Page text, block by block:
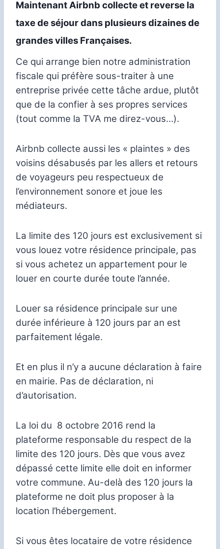
Maintenant Airbnb collecte et reverse la
taxe de séjour dans plusieurs dizaines de
grandes villes Françaises.
Ce qui arrange bien notre administration
fiscale qui préfère sous-traiter à une
entreprise privée cette tâche ardue, plutôt
que de la confier à ses propres services
(tout comme la TVA me direz-vous…).
Airbnb collecte aussi les « plaintes » des
voisins désabusés par les allers et retours
de voyageurs peu respectueux de
l’environnement sonore et joue les
médiateurs.
La limite des 120 jours est exclusivement si
vous louez votre résidence principale, pas
si vous achetez un appartement pour le
louer en courte durée toute l’année.
Louer sa résidence principale sur une
durée inférieure à 120 jours par an est
parfaitement légale.
Et en plus il n’y a aucune déclaration à faire
en mairie. Pas de déclaration, ni
d’autorisation.
La loi du 8 octobre 2016 rend la
plateforme responsable du respect de la
limite des 120 jours. Dès que vous avez
dépassé cette limite elle doit en informer
votre commune. Au-delà des 120 jours la
plateforme ne doit plus proposer à la
location l’hébergement.
Si vous êtes locataire de votre résidence